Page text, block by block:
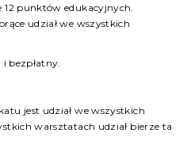
12 punktów edukacyjnych.
udział we wszystkich
bezpłatny.
jest udział we wszystkich
warsztatach udział bierze ta